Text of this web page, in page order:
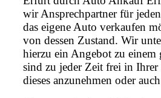
wir Ansprechpartner für
das eigene Auto verkaufen
von dessen Zustand. Wir
hierzu ein Angebot zu einem
sind zu jeder Zeit frei in Ihrer
dieses anzunehmen oder